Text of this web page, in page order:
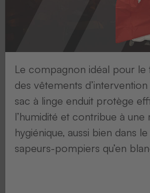
1.
la
protection
des
données
en
Le compagnon idéal pour le
des vêtements
sac à linge enduit protège
l’humidité et contribue à une
hygiénique, aussi bien dans
sapeurs-pompiers qu’en